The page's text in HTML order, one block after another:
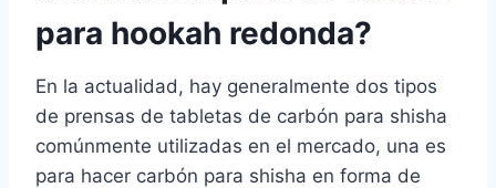
para hookah redonda?
En la actualidad, hay generalmente dos tipos
de prensas de tabletas de carbón para shisha
comúnmente utilizadas en el mercado, una es
para hacer carbón para shisha en forma de